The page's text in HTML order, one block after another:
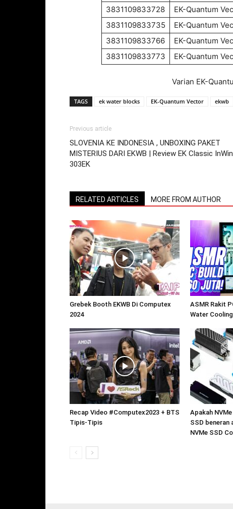
3831109833728
EK-Quantum
3831109833735
EK-Quantum
3831109833766
EK-Quantum
3831109833773
EK-Quantum
Varian EK-
TAGS ek water blocks EK-Quantum Vector ekwb
Previous article
SLOVENIA KE INDONESIA , UNBOXING PAKET
MISTERIUS DARI EKWB | Review EK Classic InWin
303EK
RELATED ARTICLES MORE FROM AUTHOR
Grebek Booth EKWB Di Computex
2024
ASMR Rakit
Water
Recap Video #Computex2023 + BTS
Tipis-Tipis
Apakah
SSD beneran
NVMe SSD